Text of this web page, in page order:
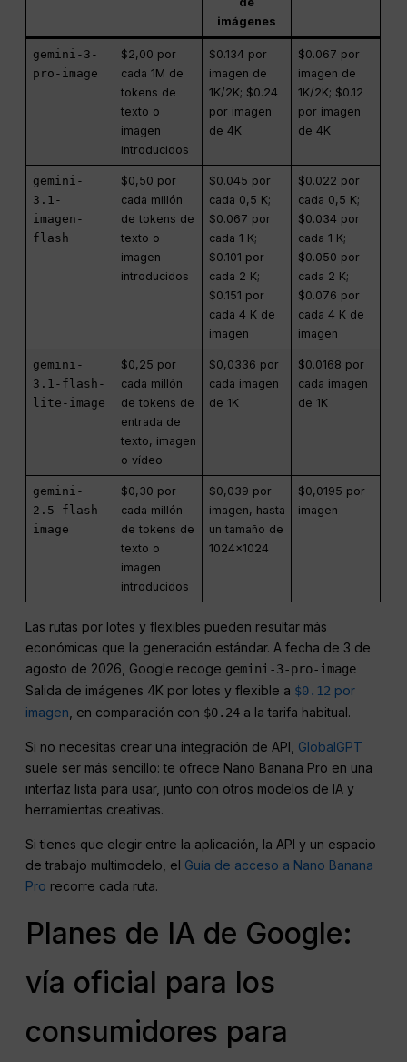
imágenes
gemini-3-
pro-image
$2,00 por
cada 1M de
tokens de
texto o
imagen
introducidos
$0.134 por
imagen de
1K/2K; $0.24
por imagen
de 4K
$0.067 por
imagen de
1K/2K; $0.12
por imagen
de 4K
gemini-
3.1-
imagen-
flash
$0,50 por
cada millón
de tokens de
texto o
imagen
introducidos
$0.045 por
cada 0,5 K;
$0.067 por
cada 1 K;
$0.101 por
cada 2 K;
$0.151 por
cada 4 K de
imagen
$0.022 por
cada 0,5 K;
$0.034 por
cada 1 K;
$0.050 por
cada 2 K;
$0.076 por
cada 4 K de
imagen
gemini-
3.1-flash-
lite-image
$0,25 por
cada millón
de tokens de
entrada de
texto, imagen
o vídeo
$0,0336 por
cada imagen
de 1K
$0.0168 por
cada imagen
de 1K
gemini-
2.5-flash-
image
$0,30 por
cada millón
de tokens de
texto o
imagen
introducidos
$0,039 por
imagen, hasta
un tamaño de
1024×1024
$0,0195 por
imagen
Las rutas por lotes y flexibles pueden resultar más
económicas que la generación estándar. A fecha de 3 de
agosto de 2026, Google recoge gemini-3-pro-image
Salida de imágenes 4K por lotes y flexible a $0.12 por
imagen , en comparación con $0.24 a la tarifa habitual.
Si no necesitas crear una integración de API, GlobalGPT
suele ser más sencillo: te ofrece Nano Banana Pro en una
interfaz lista para usar, junto con otros modelos de IA y
herramientas creativas.
Si tienes que elegir entre la aplicación, la API y un espacio
de trabajo multimodelo, el Guía de acceso a Nano Banana
Pro recorre cada ruta.
Planes de IA de Google:
vía oficial para los
consumidores para